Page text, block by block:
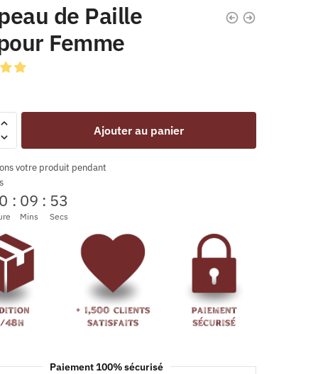
de Paille
Femme
Ajouter au panier
votre produit pendant
: 09
Mins
: 52
Secs
Paiement 100% sécurisé